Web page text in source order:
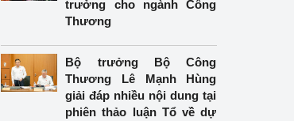
trưởng cho ngành Công
Thương
Bộ trưởng Bộ Công
Thương Lê Mạnh Hùng
giải đáp nhiều nội dung tại
phiên thảo luận Tổ về dự